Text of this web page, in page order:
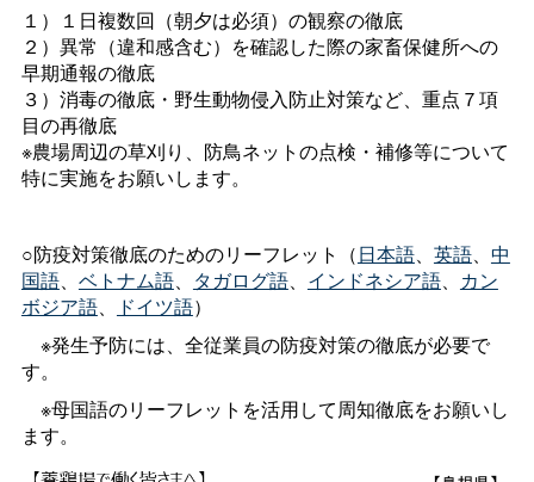
１）１日複数回（朝夕は必須）の観察の徹底
２）異常（違和感含む）を確認した際の家畜保健所への
早期通報の徹底
３）消毒の徹底・野生動物侵入防止対策など、重点７項
目の再徹底
※農場周辺の草刈り、防鳥ネットの点検・補修等について
特に実施をお願いします。
○防疫対策徹底のためのリーフレット（日本語、 英語、 中
国語、 ベトナム語、 タガログ語、 インドネシア語、 カン
ボジア語、 ドイツ語）
※発生予防には、全従業員の防疫対策の徹底が必要で
す。
※母国語のリーフレットを活用して周知徹底をお願いし
ます。